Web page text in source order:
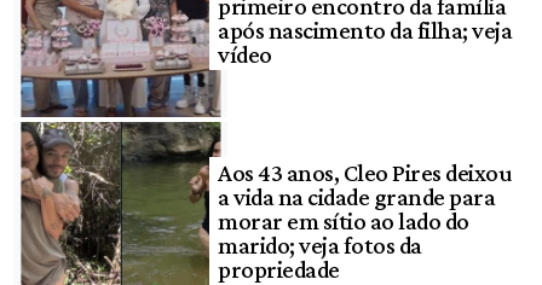
primeiro encontro da família
após nascimento da filha; veja
vídeo
Aos 43 anos, Cleo Pires deixou
a vida na cidade grande para
morar em sítio ao lado do
marido; veja fotos da
propriedade